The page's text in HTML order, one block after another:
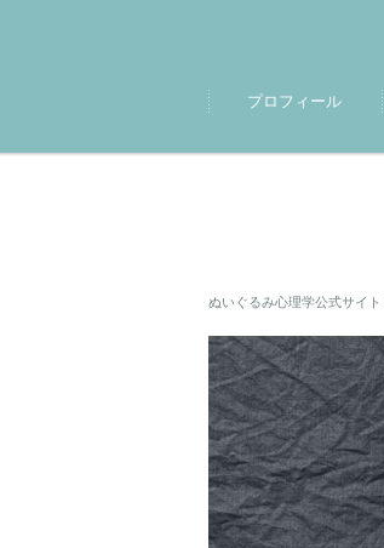
プロフィール
ぬいぐるみ心理学公式サイト